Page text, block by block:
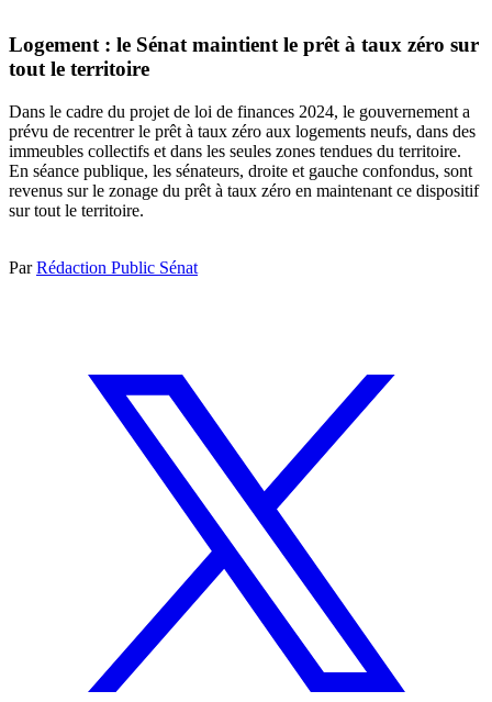
Logement : le Sénat maintient le prêt à taux zéro sur
tout le territoire
Dans le cadre du projet de loi de finances 2024, le gouvernement a
prévu de recentrer le prêt à taux zéro aux logements neufs, dans des
immeubles collectifs et dans les seules zones tendues du territoire.
En séance publique, les sénateurs, droite et gauche confondus, sont
revenus sur le zonage du prêt à taux zéro en maintenant ce dispositif
sur tout le territoire.
ParRédaction Public Sénat